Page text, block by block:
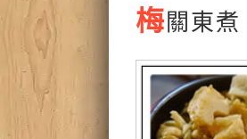
梅 關東煮